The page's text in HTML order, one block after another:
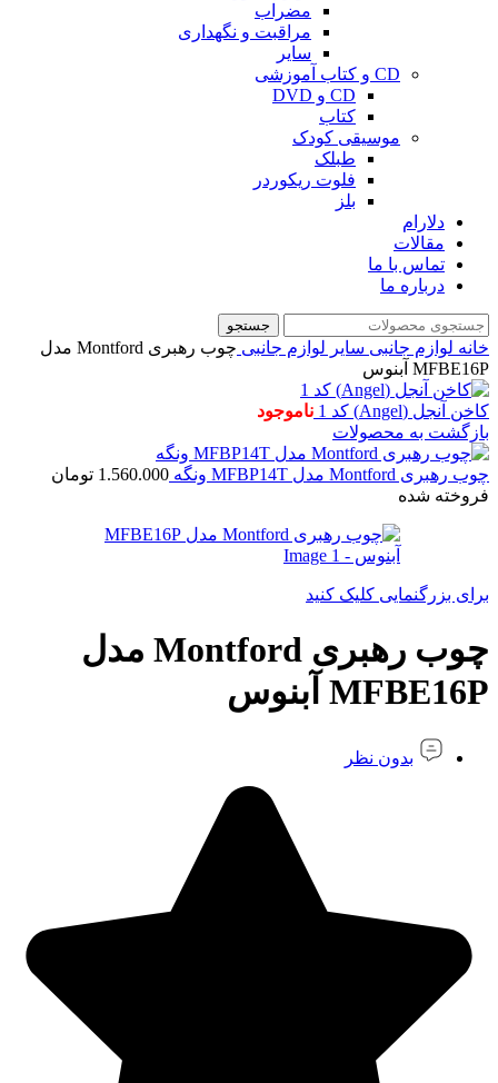
مضراب
مراقبت و نگهداری
سایر
CD و کتاب آموزشی
CD و DVD
کتاب
موسیقی کودک
طبلک
فلوت ریکوردر
بلز
دلارام
مقالات
تماس با ما
درباره ما
جستجو
خانه لوازم جانبی سایر لوازم جانبی
چوب رهبری Montford مدل
MFBE16P آبنوس
کاخن آنجل (Angel) کد 1
ناموجود
بازگشت به محصولات
چوب رهبری Montford مدل MFBP14T ونگه 1.560.000 تومان
فروخته شده
برای بزرگنمایی کلیک کنید
چوب رهبری Montford مدل
MFBE16P آبنوس
بدون نظر